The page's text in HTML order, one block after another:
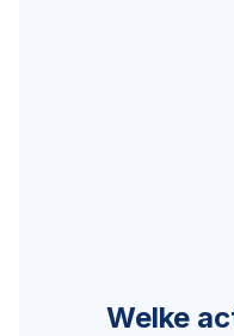
Welke